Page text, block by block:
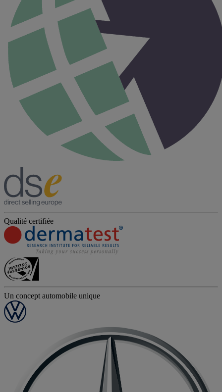
Qualité certifiée
Un concept automobile unique